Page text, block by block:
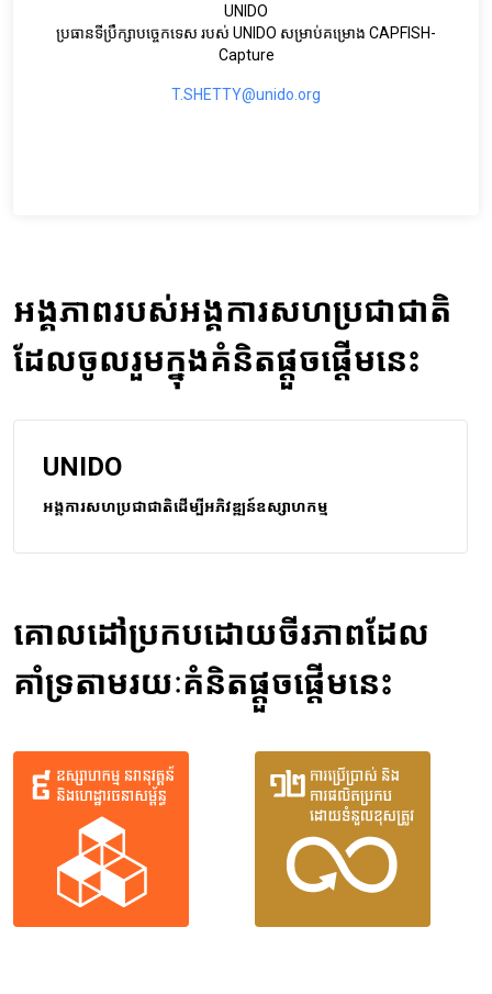
UNIDO
ប្រធានទីប្រឹក្សាបច្ចេកទេស របស់ UNIDO សម្រាប់គម្រោង CAPFISH-
Capture
T.SHETTY@unido.org
អង្គភាពរបស់អង្គការសហប្រជាជាតិ
ដែលចូលរួមក្នុងគំនិតផ្តួចផ្តើមនេះ
UNIDO
អង្គការសហប្រជាជាតិដើម្បីអភិវឌ្ឍន៍ឧស្សាហកម្ម
គោលដៅប្រកបដោយចីរភាពដែល
គាំទ្រតាមរយៈគំនិតផ្តួចផ្តើមនេះ